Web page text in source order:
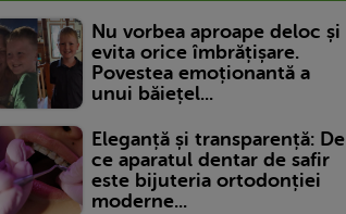
Nu vorbea aproape deloc și
evita orice îmbrățișare.
Povestea emoționantă a
unui băiețel...
Eleganță și transparență: De
ce aparatul dentar de safir
este bijuteria ortodonției
moderne...